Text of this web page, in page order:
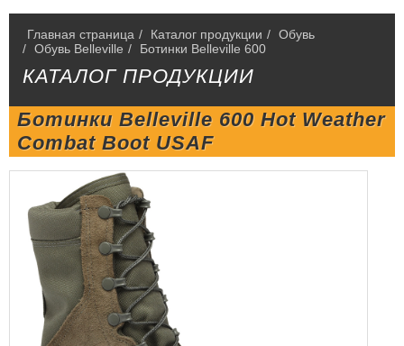
Главная страница / Каталог продукции / Обувь
/ Обувь Belleville / Ботинки Belleville 600
КАТАЛОГ ПРОДУКЦИИ
Ботинки Belleville 600 Hot Weather
Combat Boot USAF